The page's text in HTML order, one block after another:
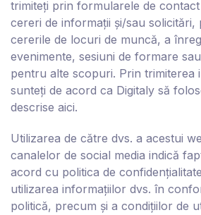
trimiteți prin formularele de
cereri de informații și/sau solicitări,
cererile de locuri de muncă, a
evenimente, sesiuni de formare
pentru alte scopuri. Prin trimiterea
sunteți de acord ca Digitaly să
descrise aici.
Utilizarea de către dvs. a acestui
canalelor de social media indică
acord cu politica de
utilizarea informațiilor dvs. în
politică, precum și a condițiilor de